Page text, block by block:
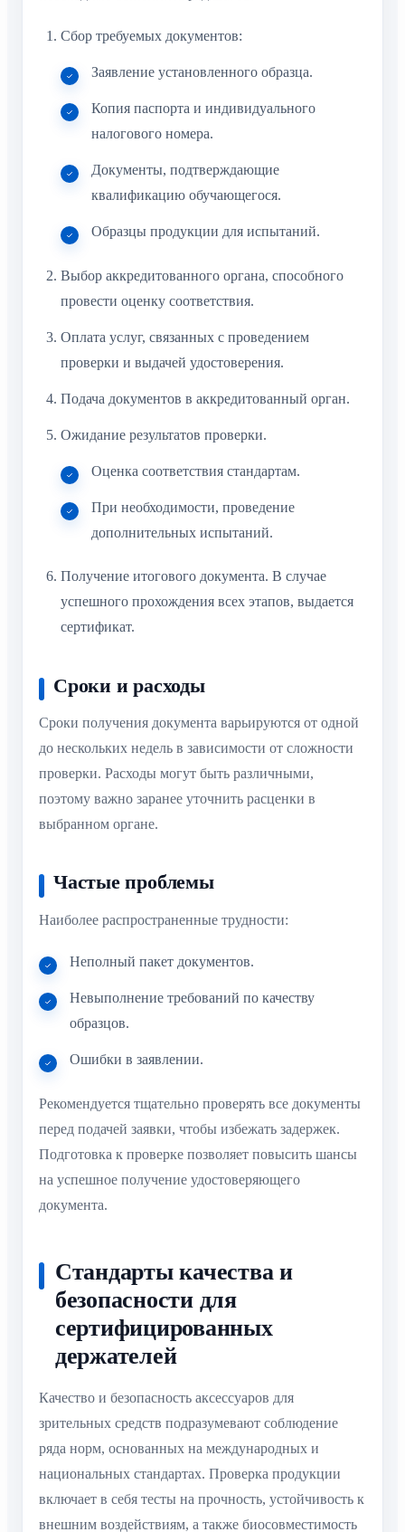
Сбор требуемых документов:
Заявление установленного образца.
Копия паспорта и индивидуального
налогового номера.
Документы, подтверждающие
квалификацию обучающегося.
Образцы продукции для испытаний.
Выбор аккредитованного органа, способного
провести оценку соответствия.
Оплата услуг, связанных с проведением
проверки и выдачей удостоверения.
Подача документов в аккредитованный орган.
Ожидание результатов проверки.
Оценка соответствия стандартам.
При необходимости, проведение
дополнительных испытаний.
Получение итогового документа. В случае
успешного прохождения всех этапов, выдается
сертификат.
Сроки и расходы
Сроки получения документа варьируются от одной
до нескольких недель в зависимости от сложности
проверки. Расходы могут быть различными,
поэтому важно заранее уточнить расценки в
выбранном органе.
Частые проблемы
Наиболее распространенные трудности:
Неполный пакет документов.
Невыполнение требований по качеству
образцов.
Ошибки в заявлении.
Рекомендуется тщательно проверять все документы
перед подачей заявки, чтобы избежать задержек.
Подготовка к проверке позволяет повысить шансы
на успешное получение удостоверяющего
документа.
Стандарты качества и
безопасности для
сертифицированных
держателей
Качество и безопасность аксессуаров для
зрительных средств подразумевают соблюдение
ряда норм, основанных на международных и
национальных стандартах. Проверка продукции
включает в себя тесты на прочность, устойчивость к
внешним воздействиям, а также биосовместимость